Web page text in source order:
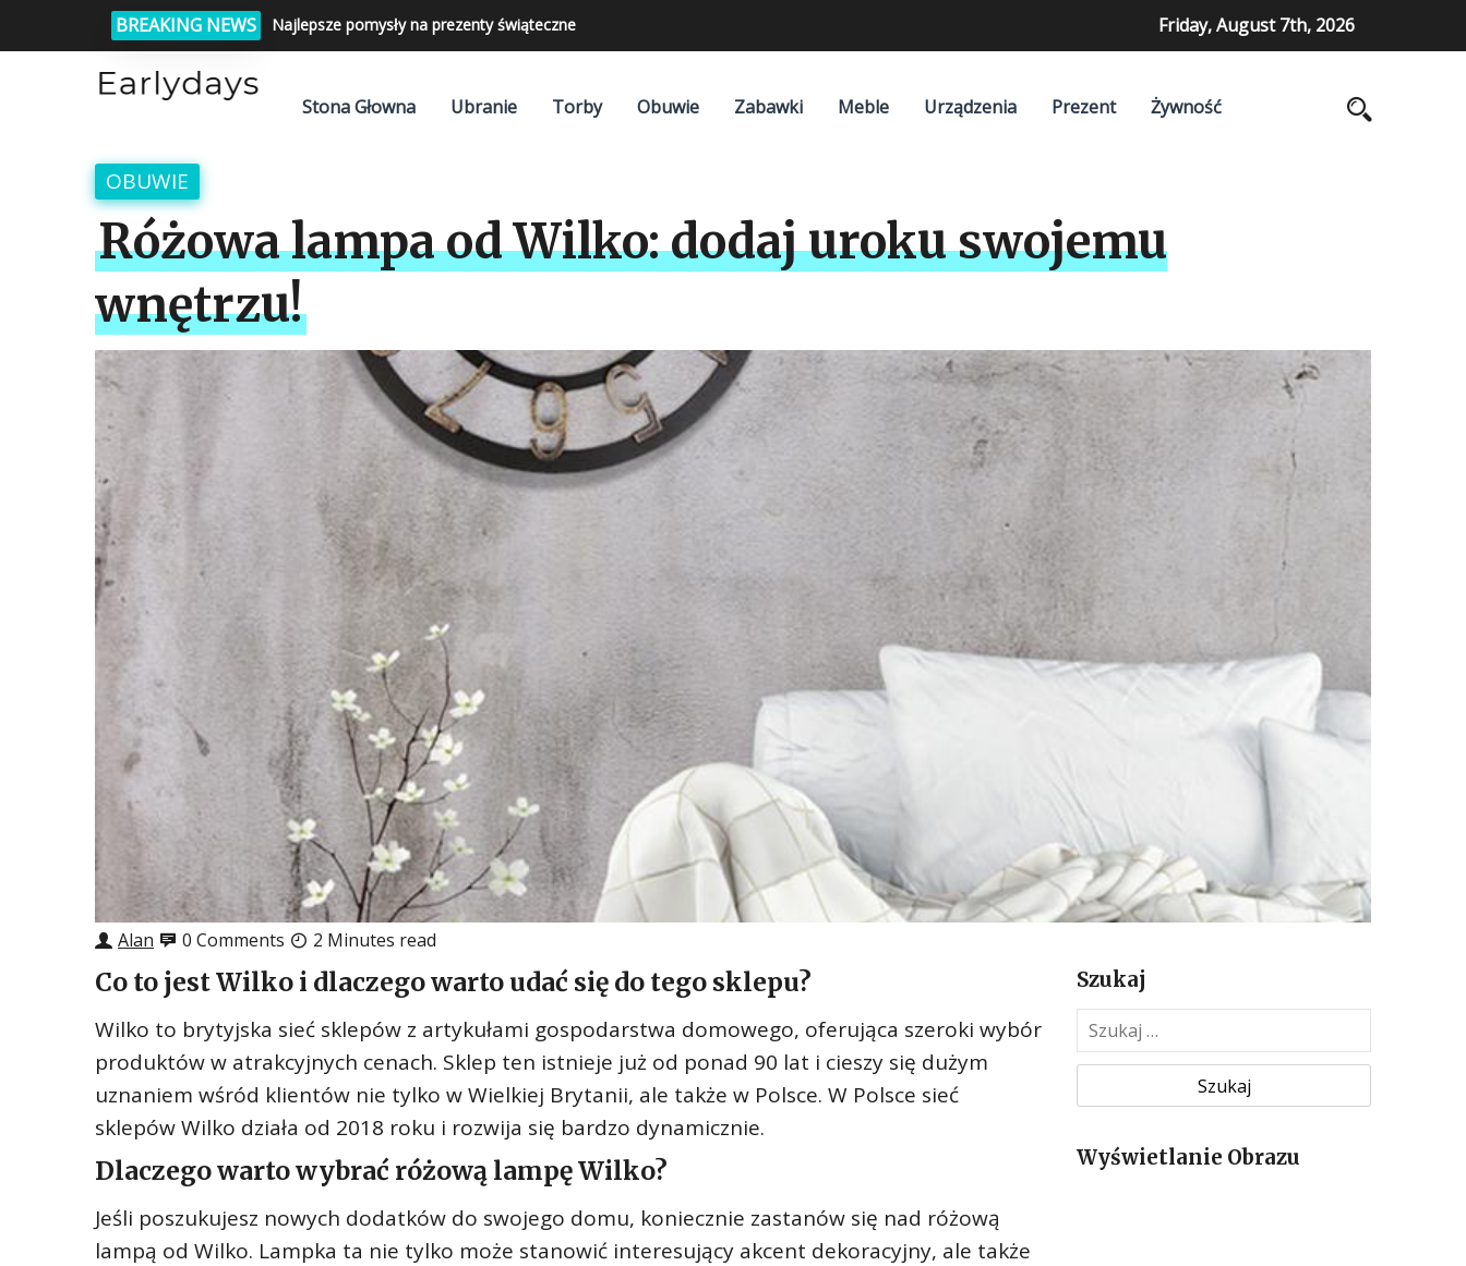
BREAKING NEWS Najlepsze pomysły na prezenty świąteczne Friday, August 7th, 2026
Stona Głowna Ubranie Torby Obuwie Zabawki Meble Urządzenia Prezent Żywność
OBUWIE
Różowa lampa od Wilko: dodaj uroku swojemu
wnętrzu!
Alan 0 Comments 2 Minutes read
Co to jest Wilko i dlaczego warto udać się do tego sklepu?
Wilko to brytyjska sieć sklepów z artykułami gospodarstwa domowego, oferująca szeroki wybór
produktów w atrakcyjnych cenach. Sklep ten istnieje już od ponad 90 lat i cieszy się dużym
uznaniem wśród klientów nie tylko w Wielkiej Brytanii, ale także w Polsce. W Polsce sieć
sklepów Wilko działa od 2018 roku i rozwija się bardzo dynamicznie.
Dlaczego warto wybrać różową lampę Wilko?
Jeśli poszukujesz nowych dodatków do swojego domu, koniecznie zastanów się nad różową
lampą od Wilko. Lampka ta nie tylko może stanowić interesujący akcent dekoracyjny, ale także
Szukaj
z
k
jWyświetlanie Obrazu